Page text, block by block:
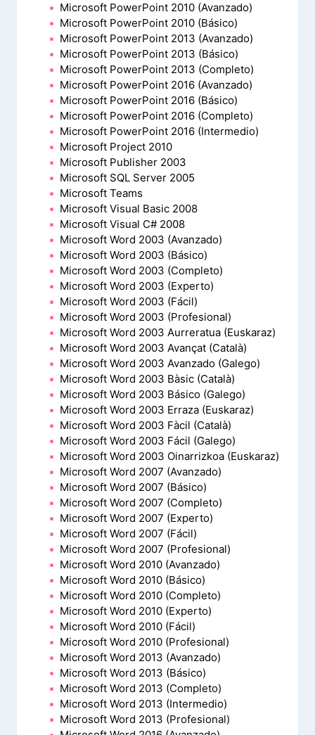
Microsoft PowerPoint 2010 (Avanzado)
Microsoft PowerPoint 2010 (Básico)
Microsoft PowerPoint 2013 (Avanzado)
Microsoft PowerPoint 2013 (Básico)
Microsoft PowerPoint 2013 (Completo)
Microsoft PowerPoint 2016 (Avanzado)
Microsoft PowerPoint 2016 (Básico)
Microsoft PowerPoint 2016 (Completo)
Microsoft PowerPoint 2016 (Intermedio)
Microsoft Project 2010
Microsoft Publisher 2003
Microsoft SQL Server 2005
Microsoft Teams
Microsoft Visual Basic 2008
Microsoft Visual C# 2008
Microsoft Word 2003 (Avanzado)
Microsoft Word 2003 (Básico)
Microsoft Word 2003 (Completo)
Microsoft Word 2003 (Experto)
Microsoft Word 2003 (Fácil)
Microsoft Word 2003 (Profesional)
Microsoft Word 2003 Aurreratua (Euskaraz)
Microsoft Word 2003 Avançat (Català)
Microsoft Word 2003 Avanzado (Galego)
Microsoft Word 2003 Bàsic (Català)
Microsoft Word 2003 Básico (Galego)
Microsoft Word 2003 Erraza (Euskaraz)
Microsoft Word 2003 Fàcil (Català)
Microsoft Word 2003 Fácil (Galego)
Microsoft Word 2003 Oinarrizkoa (Euskaraz)
Microsoft Word 2007 (Avanzado)
Microsoft Word 2007 (Básico)
Microsoft Word 2007 (Completo)
Microsoft Word 2007 (Experto)
Microsoft Word 2007 (Fácil)
Microsoft Word 2007 (Profesional)
Microsoft Word 2010 (Avanzado)
Microsoft Word 2010 (Básico)
Microsoft Word 2010 (Completo)
Microsoft Word 2010 (Experto)
Microsoft Word 2010 (Fácil)
Microsoft Word 2010 (Profesional)
Microsoft Word 2013 (Avanzado)
Microsoft Word 2013 (Básico)
Microsoft Word 2013 (Completo)
Microsoft Word 2013 (Intermedio)
Microsoft Word 2013 (Profesional)